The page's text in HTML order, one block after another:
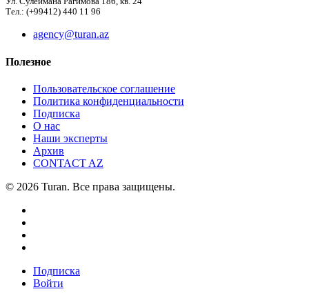
Тел.: (+99412) 440 11 96
agency@turan.az
Полезное
Пользовательское соглашение
Политика конфиденциальности
Подписка
О нас
Наши эксперты
Архив
CONTACT AZ
© 2026 Turan. Все права защищены.
Подписка
Войти